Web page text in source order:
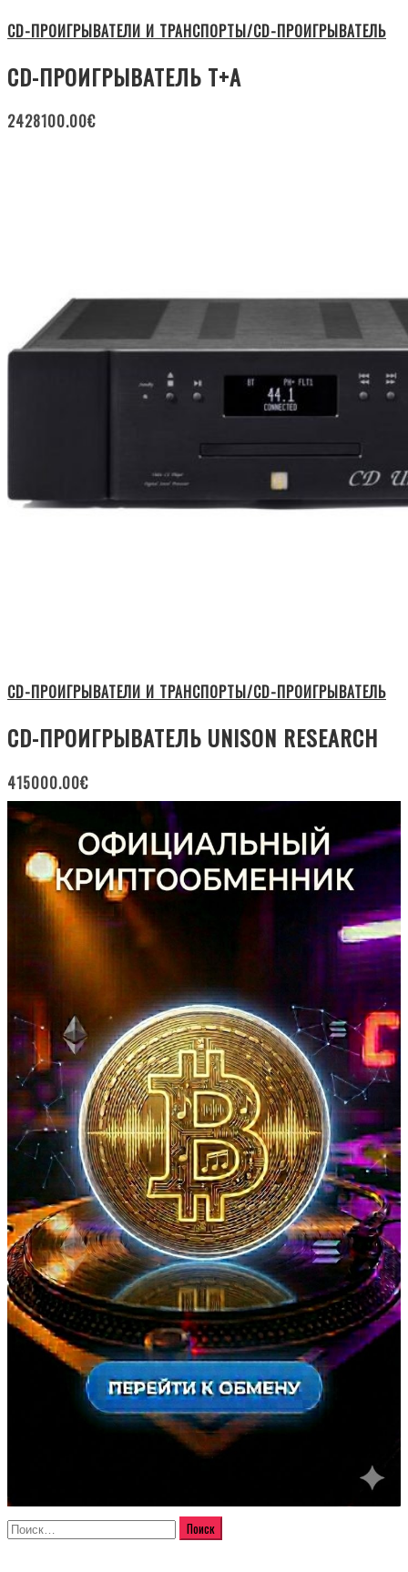
CD-ПРОИГРЫВАТЕЛИ И ТРАНСПОРТЫ/CD-ПРОИГРЫВАТЕЛЬ
CD-ПРОИГРЫВАТЕЛЬ T+A
2428100.00€
CD-ПРОИГРЫВАТЕЛИ И ТРАНСПОРТЫ/CD-ПРОИГРЫВАТЕЛЬ
CD-ПРОИГРЫВАТЕЛЬ UNISON RESEARCH
415000.00€